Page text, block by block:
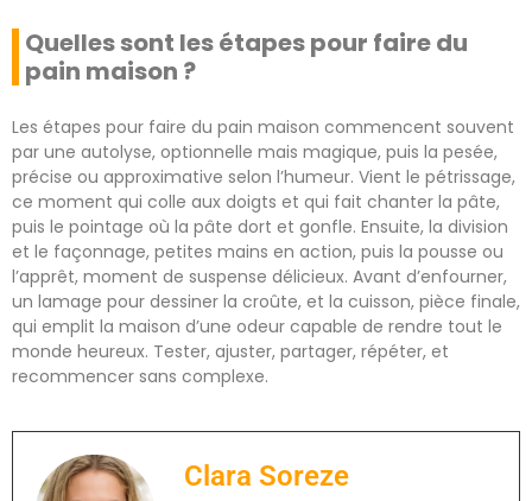
Quelles sont les étapes pour faire du
pain maison ?
Les étapes pour faire du pain maison commencent souvent
par une autolyse, optionnelle mais magique, puis la pesée,
précise ou approximative selon l’humeur. Vient le pétrissage,
ce moment qui colle aux doigts et qui fait chanter la pâte,
puis le pointage où la pâte dort et gonfle. Ensuite, la division
et le façonnage, petites mains en action, puis la pousse ou
l’apprêt, moment de suspense délicieux. Avant d’enfourner,
un lamage pour dessiner la croûte, et la cuisson, pièce finale,
qui emplit la maison d’une odeur capable de rendre tout le
monde heureux. Tester, ajuster, partager, répéter, et
recommencer sans complexe.
Clara Soreze